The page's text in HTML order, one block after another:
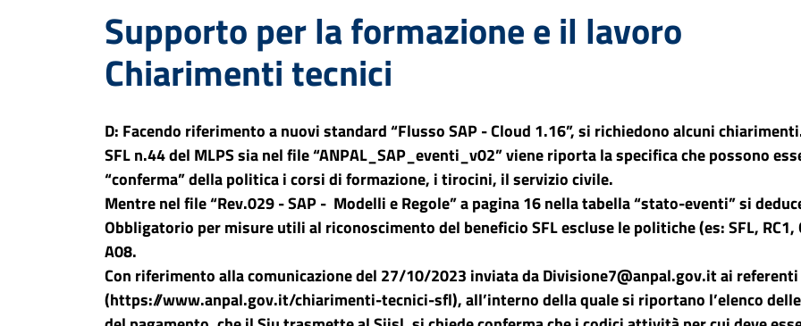
Supporto per la formazione e il lavoro
Chiarimenti tecnici
D: Facendo riferimento a nuovi standard “Flusso SAP - Cloud 1.16”, si richiedono alcuni
SFL n.44 del MLPS sia nel file “ANPAL_SAP_eventi_v02” viene riporta la specifica che possono
“conferma” della politica i corsi di formazione, i tirocini, il servizio civile.
Mentre nel file “Rev.029 - SAP - Modelli e Regole” a pagina 16 nella tabella “stato-eventi” si
Obbligatorio per misure utili al riconoscimento del beneficio SFL escluse le politiche (es: SFL, RC1,
A08.
Con riferimento alla comunicazione del 27/10/2023 inviata da Divisione7@anpal.gov.it ai
(https://www.anpal.gov.it/chiarimenti-tecnici-sfl), all’interno della quale si riportano l’elenco